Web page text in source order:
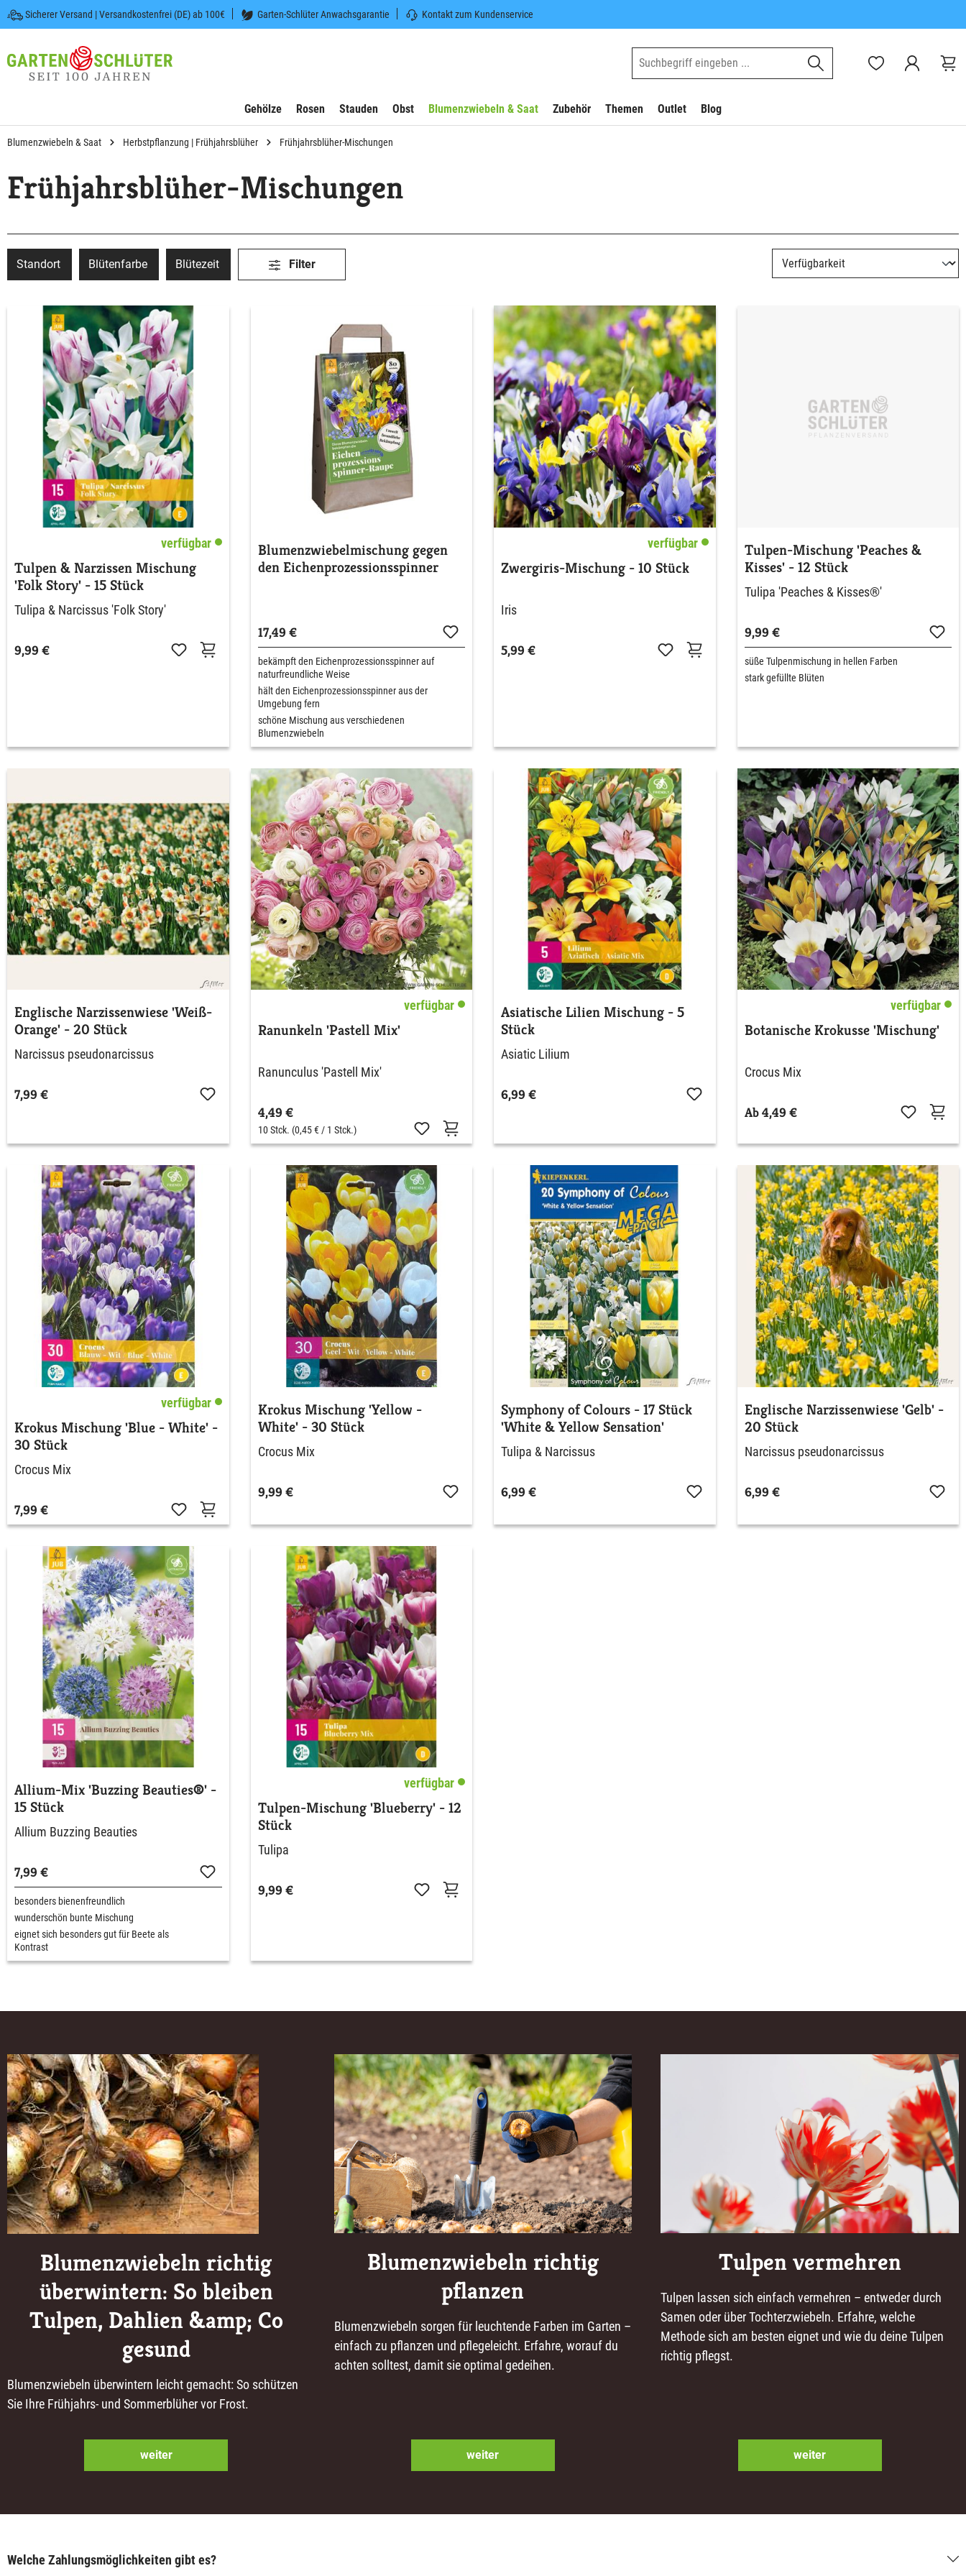
Zur Hauptnavigation springen
Sicherer Versand | Versandkostenfrei (DE) ab 100€ Garten-Schlüter Anwachsgarantie Kontakt zum Kundenservice
Gehölze Rosen Stauden Obst Blumenzwiebeln & Saat Zubehör Themen Outlet Blog
Blumenzwiebeln & Saat Herbstpflanzung | Frühjahrsblüher Frühjahrsblüher-Mischungen
Frühjahrsblüher-Mischungen
Standort Blütenfarbe Blütezeit Filter
verfügbar
Tulpen & Narzissen Mischung
'Folk Story' - 15 Stück
Tulipa & Narcissus 'Folk Story'
9,99 €
Blumenzwiebelmischung gegen
den Eichenprozessionsspinner
17,49 €
bekämpft den Eichenprozessionsspinner auf
naturfreundliche Weise
hält den Eichenprozessionsspinner aus der
Umgebung fern
schöne Mischung aus verschiedenen
Blumenzwiebeln
verfügbar
Zwergiris-Mischung - 10 Stück
Iris
5,99 €
Tulpen-Mischung 'Peaches &
Kisses' - 12 Stück
Tulipa 'Peaches & Kisses®'
9,99 €
süße Tulpenmischung in hellen Farben
stark gefüllte Blüten
Englische Narzissenwiese 'Weiß-
Orange' - 20 Stück
Narcissus pseudonarcissus
7,99 €
verfügbar
Ranunkeln 'Pastell Mix'
Ranunculus 'Pastell Mix'
4,49 €
10 Stck. (0,45 € / 1 Stck.)
Asiatische Lilien Mischung - 5
Stück
Asiatic Lilium
6,99 €
verfügbar
Botanische Krokusse 'Mischung'
Crocus Mix
Ab 4,49 €
verfügbar
Krokus Mischung 'Blue - White' -
30 Stück
Crocus Mix
7,99 €
Krokus Mischung 'Yellow -
White' - 30 Stück
Crocus Mix
9,99 €
Symphony of Colours - 17 Stück
'White & Yellow Sensation'
Tulipa & Narcissus
6,99 €
Englische Narzissenwiese 'Gelb' -
20 Stück
Narcissus pseudonarcissus
6,99 €
Allium-Mix 'Buzzing Beauties®' -
15 Stück
Allium Buzzing Beauties
7,99 €
besonders bienenfreundlich
wunderschön bunte Mischung
eignet sich besonders gut für Beete als
Kontrast
verfügbar
Tulpen-Mischung 'Blueberry' - 12
Stück
Tulipa
9,99 €
Blumenzwiebeln richtig
überwintern: So bleiben
Tulpen, Dahlien &amp; Co
gesund
Blumenzwiebeln überwintern leicht gemacht: So schützen
Sie Ihre Frühjahrs- und Sommerblüher vor Frost.
weiter
Blumenzwiebeln richtig
pflanzen
Blumenzwiebeln sorgen für leuchtende Farben im Garten –
einfach zu pflanzen und pflegeleicht. Erfahre, worauf du
achten solltest, damit sie optimal gedeihen.
weiter
Tulpen vermehren
Tulpen lassen sich einfach vermehren – entweder durch
Samen oder über Tochterzwiebeln. Erfahre, welche
Methode sich am besten eignet und wie du deine Tulpen
richtig pflegst.
weiter
Welche Zahlungsmöglichkeiten gibt es?